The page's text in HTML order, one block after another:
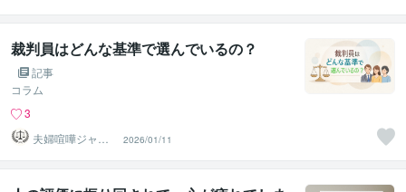
（ユニコ）
裁判員はどんな基準で選んでいるの？
記事
コラム
3
夫婦喧嘩ジャッ
ジメント
2026/01/11